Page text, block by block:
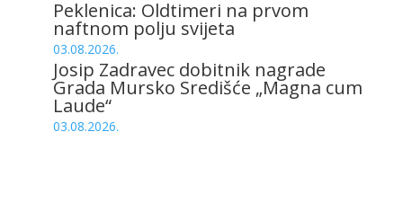
Peklenica: Oldtimeri na prvom
naftnom polju svijeta
03.08.2026.
Josip Zadravec dobitnik nagrade
Grada Mursko Središće „Magna cum
Laude“
03.08.2026.